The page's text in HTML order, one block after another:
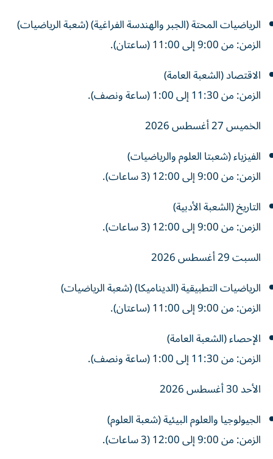
الرياضيات المحتة (الجبر والهندسة الفراغية) (شعبة الرياضيات)
الزمن: من 9:00 إلى 11:00 (ساعتان).
الاقتصاد (الشعبة العامة)
الزمن: من 11:30 إلى 1:00 (ساعة ونصف).
الخميس 27 أغسطس 2026
الفيزياء (شعبتا العلوم والرياضيات)
الزمن: من 9:00 إلى 12:00 (3 ساعات).
التاريخ (الشعبة الأدبية)
الزمن: من 9:00 إلى 12:00 (3 ساعات).
السبت 29 أغسطس 2026
الرياضيات التطبيقية (الديناميكا) (شعبة الرياضيات)
الزمن: من 9:00 إلى 11:00 (ساعتان).
الإحصاء (الشعبة العامة)
الزمن: من 11:30 إلى 1:00 (ساعة ونصف).
الأحد 30 أغسطس 2026
الجيولوجيا والعلوم البيئية (شعبة العلوم)
الزمن: من 9:00 إلى 12:00 (3 ساعات).